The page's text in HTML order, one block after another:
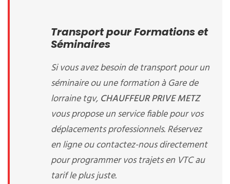
Transport pour Formations et
Séminaires
Si vous avez besoin de transport pour un
séminaire ou une formation à Gare de
lorraine tgv, CHAUFFEUR PRIVE METZ
vous propose un service fiable pour vos
déplacements professionnels. Réservez
en ligne ou contactez-nous directement
pour programmer vos trajets en VTC au
tarif le plus juste.